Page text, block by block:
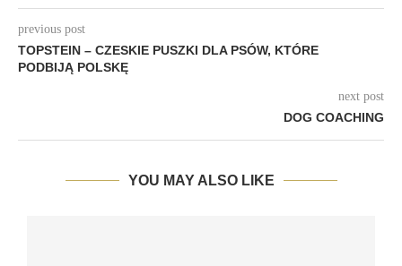
previous post
TOPSTEIN – CZESKIE PUSZKI DLA PSÓW, KTÓRE
PODBIJĄ POLSKĘ
next post
DOG COACHING
YOU MAY ALSO LIKE